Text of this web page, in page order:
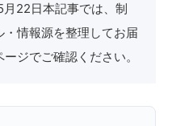
22日本記事では、制
情報源を整理してお届
ジでご確認ください。